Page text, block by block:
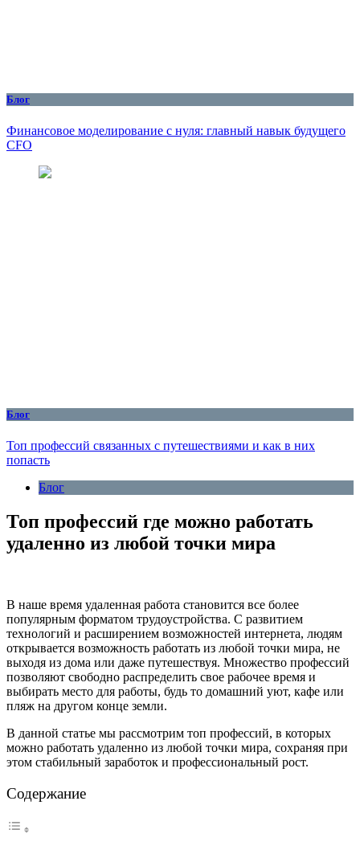
Блог
Финансовое моделирование с нуля: главный навык будущего
CFO
Блог
Топ профессий связанных с путешествиями и как в них
попасть
Блог
Топ профессий где можно работать
удаленно из любой точки мира
В наше время удаленная работа становится все более
популярным форматом трудоустройства. С развитием
технологий и расширением возможностей интернета, людям
открывается возможность работать из любой точки мира, не
выходя из дома или даже путешествуя. Множество профессий
позволяют свободно распределить свое рабочее время и
выбирать место для работы, будь то домашний уют, кафе или
пляж на другом конце земли.
В данной статье мы рассмотрим топ профессий, в которых
можно работать удаленно из любой точки мира, сохраняя при
этом стабильный заработок и профессиональный рост.
Содержание